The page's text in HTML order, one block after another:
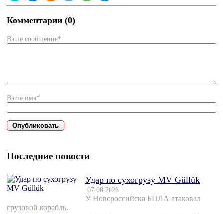
Комментарии (0)
Ваше сообщение*
Ваше имя*
Последние новости
Удар по сухогрузу MV Güllük
07.08.2026
У Новороссийска БПЛА атаковал
грузовой корабль.